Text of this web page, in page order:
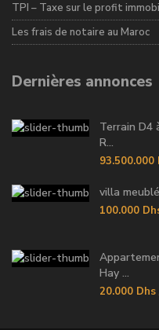
TPI – Taxe sur le profit
Les frais de notaire au Maroc
Dernières annonces
Terrain D4
R...
93.500.000
villa
100.000
Hay ...
20.000 Dhs